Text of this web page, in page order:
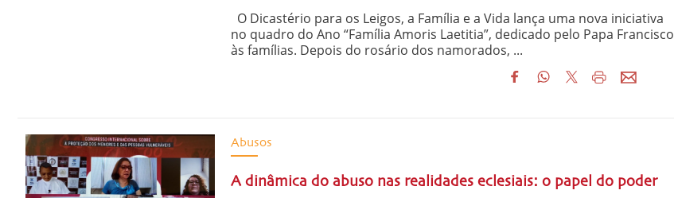
O Dicastério para os Leigos, a Família e a Vida lança uma nova iniciativa
no quadro do Ano “Família Amoris Laetitia”, dedicado pelo Papa Francisco
às famílias. Depois do rosário dos namorados, ...
Abusos
A dinâmica do abuso nas realidades eclesiais: o papel do poder